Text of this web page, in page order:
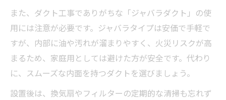
また、ダクト工事でありがちな「ジャバラダクト」の使
用には注意が必要です。ジャバラタイプは安価で手軽で
すが、内部に油や汚れが溜まりやすく、火災リスクが高
まるため、家庭用としては避けた方が安全です。代わり
に、スムーズな内面を持つダクトを選びましょう。
設置後は、換気扇やフィルターの定期的な清掃も忘れず